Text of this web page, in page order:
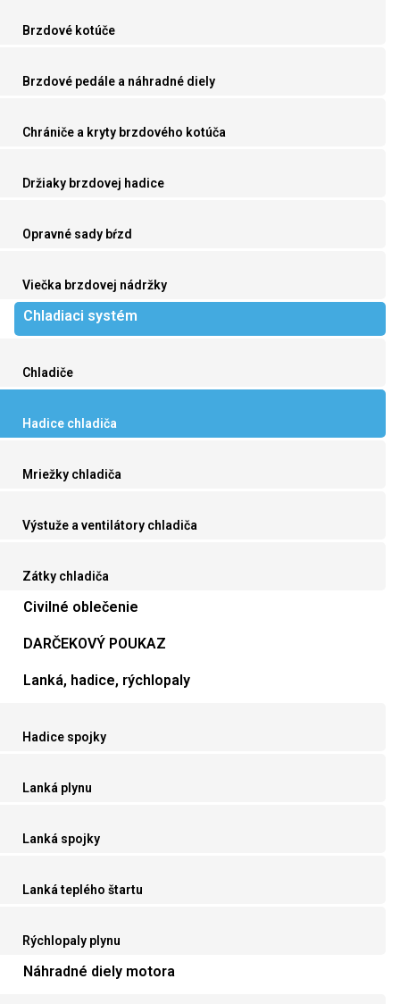
Brzdové kotúče
Brzdové pedále a náhradné diely
Chrániče a kryty brzdového kotúča
Držiaky brzdovej hadice
Opravné sady bŕzd
Viečka brzdovej nádržky
Chladiaci systém
Chladiče
Hadice chladiča
Mriežky chladiča
Výstuže a ventilátory chladiča
Zátky chladiča
Civilné oblečenie
DARČEKOVÝ POUKAZ
Lanká, hadice, rýchlopaly
Hadice spojky
Lanká plynu
Lanká spojky
Lanká teplého štartu
Rýchlopaly plynu
Náhradné diely motora